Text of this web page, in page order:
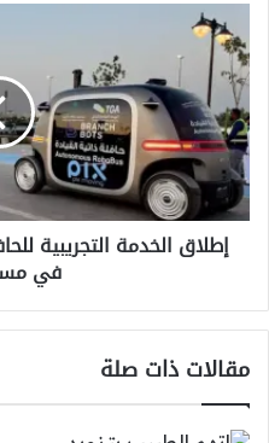
إطلاق
الخدمة
التجريبية
للحافلات
المكوكية
ذاتية
القيادة
في
مسجد
قباءإطلاق الخدمة التجريبية
في
مقالات ذات صلة